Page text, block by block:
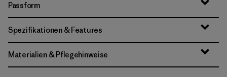
Passform
Spezifikationen & Features
Materialien & Pflegehinweise